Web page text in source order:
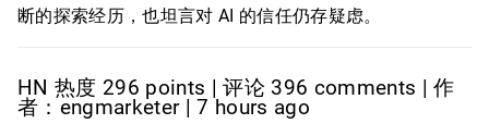
断的探索经历，也坦言对 AI 的信任仍存疑虑。
HN 热度 296 points | 评论 396 comments | 作
者：engmarketer | 7 hours ago